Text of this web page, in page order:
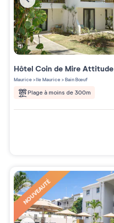
Hôtel Coin de Mire Attitude
Maurice>Ile Maurice>Bain Bœuf
Plage à moins de 300m
NOUVEAUTÉ